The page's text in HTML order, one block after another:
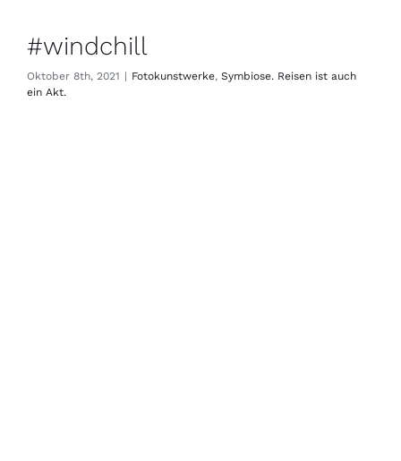
#windchill
Oktober 8th, 2021 | Fotokunstwerke, Symbiose. Reisen ist auch
ein Akt.